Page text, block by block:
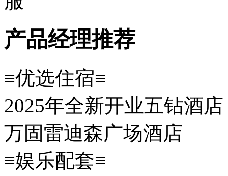
产品经理推荐
≡优选住宿≡
2025年全新开业五钻酒店
万固雷迪森广场酒店
≡娱乐配套≡